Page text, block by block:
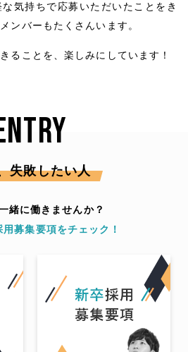
気持ちで応募いただいたことをき
ンバーもたくさんいます。
ることを、楽しみにしています！
失敗したい人
緒に働きませんか？
募集要項をチェック！